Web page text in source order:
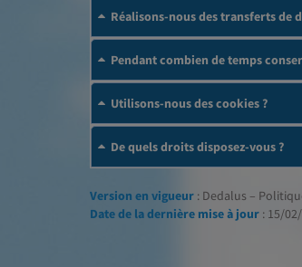
Réalisons-nous des transferts de
Pendant combien de temps
Utilisons-nous des cookies ?
De quels droits disposez-vous ?
Version en vigueur : Dedalus –
Date de la dernière mise à jour : 15/